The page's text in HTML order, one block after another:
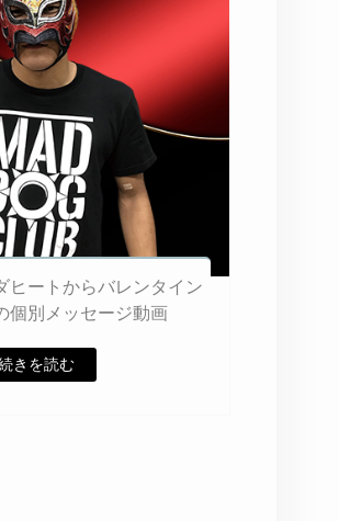
ヒートからバレンタイン
個別メッセージ動画
きを読む